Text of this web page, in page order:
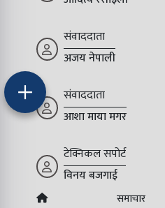
संवाददाता
अजय नेपाली
संवाददाता
आशा माया मगर
टेक्निकल सपोर्ट
विनय बजगाई
समाचार